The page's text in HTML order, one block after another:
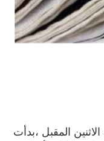
المقبل ،بدأت